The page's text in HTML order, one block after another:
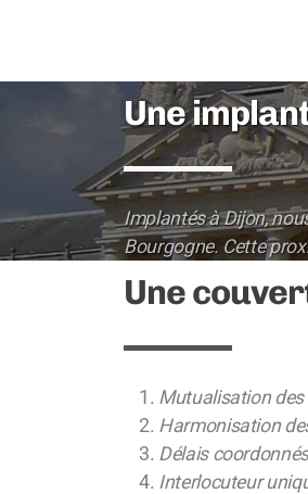
Une
Implantés à Dijon,
Bourgogne. Cette
Une
Mutualisation
Harmonisation
Délais
Interlocuteur